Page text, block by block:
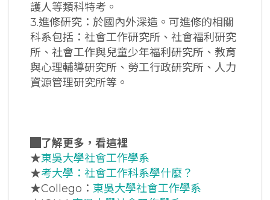
護人等類科特考。
3.進修研究：於國內外深造。可進修的相關
科系包括：社會工作研究所、社會福利研究
所、社會工作與兒童少年福利研究所、教育
與心理輔導研究所、勞工行政研究所、人力
資源管理研究所等。
了解更多，看這裡
★東吳大學社會工作學系
★考大學：社會工作科系學什麼？
★Collego： 東吳大學社會工作學系